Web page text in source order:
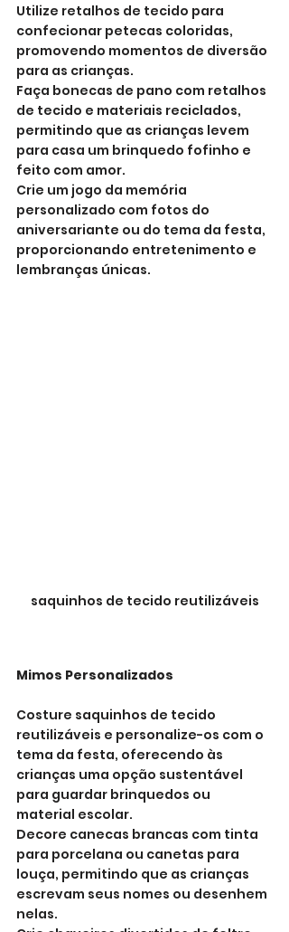
Utilize retalhos de tecido para
confecionar petecas coloridas,
promovendo momentos de diversão
para as crianças.
Faça bonecas de pano com retalhos
de tecido e materiais reciclados,
permitindo que as crianças levem
para casa um brinquedo fofinho e
feito com amor.
Crie um jogo da memória
personalizado com fotos do
aniversariante ou do tema da festa,
proporcionando entretenimento e
lembranças únicas.
saquinhos de tecido reutilizáveis
Mimos Personalizados
Costure saquinhos de tecido
reutilizáveis e personalize-os com o
tema da festa, oferecendo às
crianças uma opção sustentável
para guardar brinquedos ou
material escolar.
Decore canecas brancas com tinta
para porcelana ou canetas para
louça, permitindo que as crianças
escrevam seus nomes ou desenhem
nelas.